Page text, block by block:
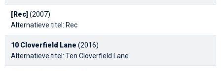
[Rec] (2007)
Alternatieve titel: Rec
10 Cloverfield Lane (2016)
Alternatieve titel: Ten Cloverfield Lane